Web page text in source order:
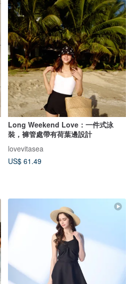
Long Weekend Love：一件式泳
裝，褲管處帶有荷葉邊設計
lovevitasea
US$ 61.49